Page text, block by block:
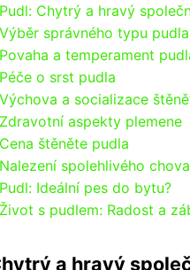
Pudl: Chytrý a hravý
Výběr správného typu pudla
Povaha a temperament
Péče o srst pudla
Výchova a socializace
Zdravotní aspekty plemene
Cena štěněte pudla
Nalezení spolehlivého
Pudl: Ideální pes do bytu?
Život s pudlem: Radost a
a hravý